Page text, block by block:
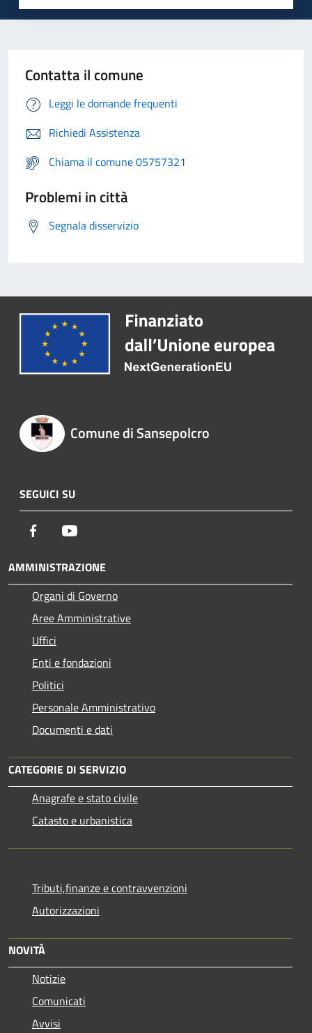
Contatta il comune
Leggi le domande frequenti
Richiedi Assistenza
Chiama il comune 05757321
Problemi in città
Segnala disservizio
Comune di Sansepolcro
SEGUICI SU
Facebook
AMMINISTRAZIONE
Organi di Governo
Aree Amministrative
Uffici
Enti e fondazioni
Politici
Personale Amministrativo
Documenti e dati
CATEGORIE DI SERVIZIO
Anagrafe e stato civile
Catasto e urbanistica
Tributi,finanze e contravvenzioni
Autorizzazioni
NOVITÀ
Notizie
Comunicati
Avvisi